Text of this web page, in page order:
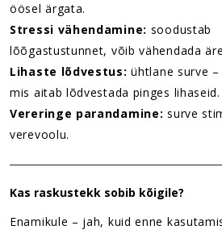
öösel ärgata.
Stressi vähendamine: soodustab
lõõgastustunnet, võib vähendada
Lihaste lõdvestus: ühtlane surve
mis aitab lõdvestada pinges lihaseid.
Vereringe parandamine: surve
verevoolu.
Kas raskustekk sobib kõigile?
Enamikule – jah, kuid enne